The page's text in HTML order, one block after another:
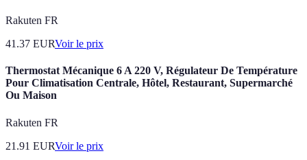
Rakuten FR
41.37 EURVoir le prix
Thermostat Mécanique 6 A 220 V, Régulateur De Température
Pour Climatisation Centrale, Hôtel, Restaurant, Supermarché
Ou Maison
Rakuten FR
21.91 EURVoir le prix